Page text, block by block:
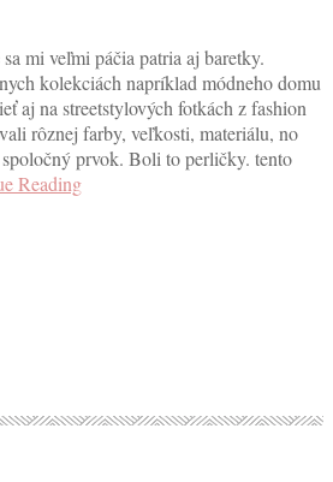
mi veľmi páčia patria aj baretky.
kolekciách napríklad módneho domu
aj na streetstylových fotkách z fashion
rôznej farby, veľkosti, materiálu, no
prvok. Boli to perličky. tento
Reading